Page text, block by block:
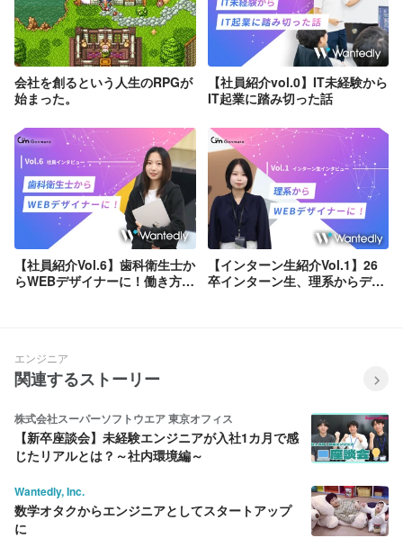
会社を創るという人生のRPGが
始まった。
【社員紹介vol.0】IT未経験から
IT起業に踏み切った話
【社員紹介Vol.6】歯科衛生士か
らWEBデザイナーに！働き方や
【インターン生紹介Vol.1】26
卒インターン生、理系からデザ
エンジニア
関連するストーリー
株式会社スーパーソフトウエア 東京オフィス
【新卒座談会】未経験エンジニアが入社1カ月で感
じたリアルとは？～社内環境編～
Wantedly, Inc.
数学オタクからエンジニアとしてスタートアップ
に